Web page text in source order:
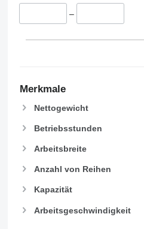
–
Merkmale
Nettogewicht
Betriebsstunden
Arbeitsbreite
Anzahl von Reihen
Kapazität
Arbeitsgeschwindigkeit